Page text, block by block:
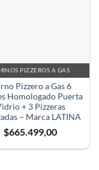
PIZZEROS A GAS
Pizzero a Gas 6
Homologado Puerta
+ 3 Pizzeras
– Marca LATINA
$665.499,00